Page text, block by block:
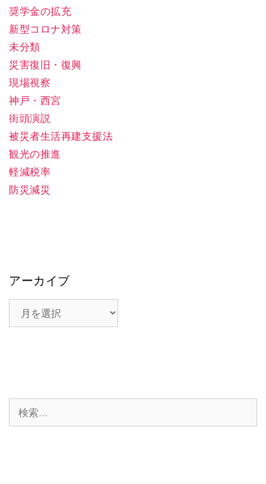
奨学金の拡充
新型コロナ対策
未分類
災害復旧・復興
現場視察
神戸・西宮
街頭演説
被災者生活再建支援法
観光の推進
軽減税率
防災減災
アーカイブ
索: